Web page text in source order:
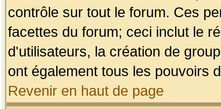
contrôle sur tout le forum. Ces
facettes du forum; ceci inclut le
d'utilisateurs, la création de
ont également tous les pouvoirs
Revenir en haut de page